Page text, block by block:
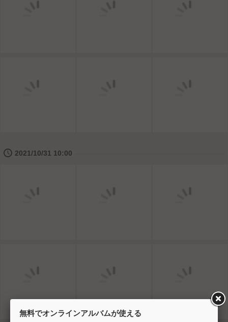
🕔 2021/10/31 10:00
無料でオンラインアルバムが使える